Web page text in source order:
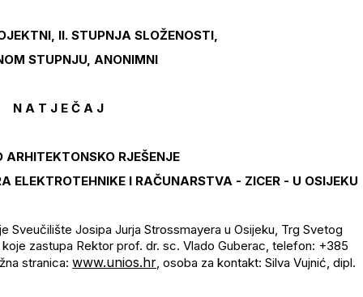
II. STUPNJA SLOŽENOSTI,
STUPNJU, ANONIMNI
N A T J E Č A J
ARHITEKTONSKO RJEŠENJE
ELEKTROTEHNIKE I RAČUNARSTVA - ZICER - U OSIJEKU
je Sveučilište Josipa Jurja Strossmayera u Osijeku, Trg Svetog
zastupa Rektor prof. dr. sc. Vlado Guberac, telefon: +385
stranica: www.unios.hr, osoba za kontakt: Silva Vujnić, dipl.